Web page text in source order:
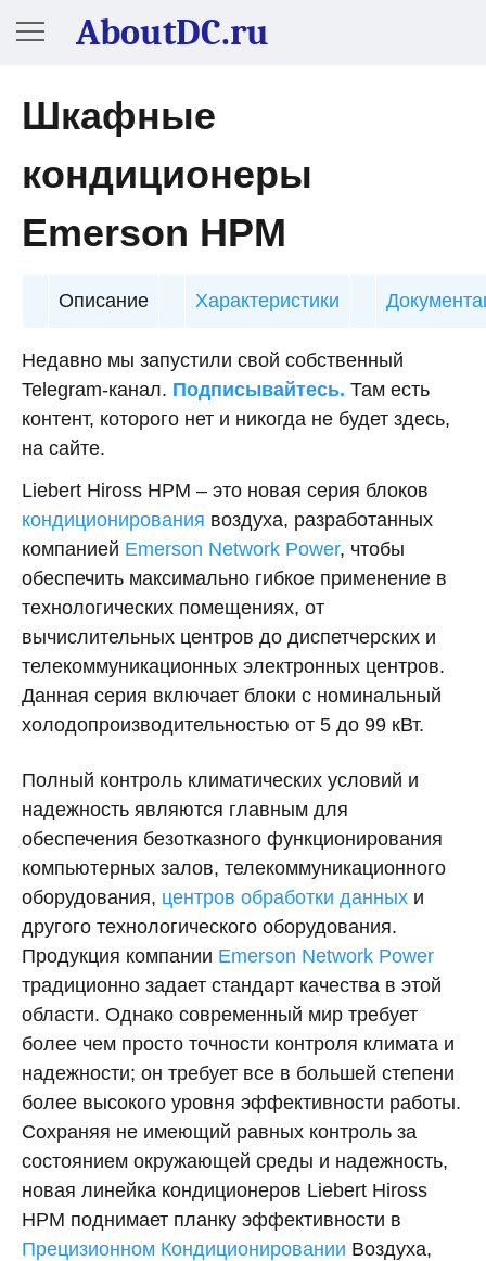
AboutDC.ru
Шкафные
кондиционеры
Emerson HPM
Описание Характеристики
Недавно мы запустили свой собственный
Telegram-канал. Подписывайтесь. Там есть
контент, которого нет и никогда не будет здесь,
на сайте.
Liebert Hiross HPM – это новая серия блоков
кондиционирования воздуха, разработанных
компанией Emerson Network Power, чтобы
обеспечить максимально гибкое применение в
технологических помещениях, от
вычислительных центров до диспетчерских и
телекоммуникационных электронных центров.
Данная серия включает блоки с номинальный
холодопроизводительностью от 5 до 99 кВт.
Полный контроль климатических условий и
надежность являются главным для
обеспечения безотказного функционирования
компьютерных залов, телекоммуникационного
оборудования, центров обработки данных и
другого технологического оборудования.
Продукция компании Emerson Network Power
традиционно задает стандарт качества в этой
области. Однако современный мир требует
более чем просто точности контроля климата и
надежности; он требует все в большей степени
более высокого уровня эффективности работы.
Сохраняя не имеющий равных контроль за
состоянием окружающей среды и надежность,
новая линейка кондиционеров Liebert Hiross
HPM поднимает планку эффективности в
Прецизионном Кондиционировании Воздуха,